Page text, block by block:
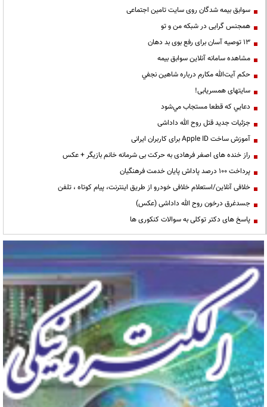
سوابق بیمه شدگان روی سایت تامین اجتماعی
همجنس گرایی در شبکه من و تو
13 توصیه آسان برای رفع بوی بد دهان
مشاهده سامانه آنلاين سوابق بیمه
حكم آيت‌الله مكارم درباره شاهين نجفي
سایتهای همسریابی!
دعايي كه قطعا مستجاب مي‌شود
جزئیات جدید قتل روح الله داداشی
آموزش ساخت Apple ID برای کاربران ایرانی
راز خنده های اصغر فرهادی به حرکت بی شرمانه خانم بازیگر + عکس
پرداخت ۱۰۰ درصد پاداش پایان خدمت فرهنگیان
خلافی آنلاین/استعلام خلافی خودرو از طریق اینترنت، پیام کوتاه ، تلفن
جسدغرق درخون روح الله داداشی (عکس)
پاسخ های دکتر توکلی به سوالات کنکوری ها